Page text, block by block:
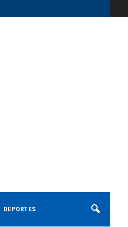
DEPORTES